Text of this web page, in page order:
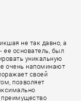
не так давно, а
ее основатель, был
уникальную
очень напоминают
своей
позволяет
преимущество